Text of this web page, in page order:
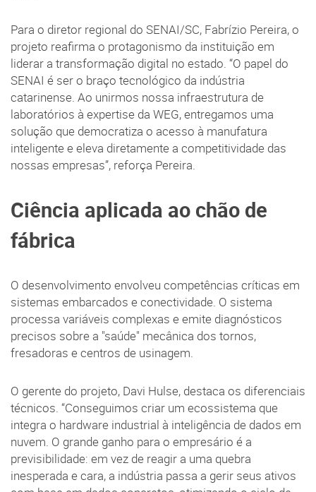
Para o diretor regional do SENAI/SC, Fabrízio Pereira, o
projeto reafirma o protagonismo da instituição em
liderar a transformação digital no estado. “O papel do
SENAI é ser o braço tecnológico da indústria
catarinense. Ao unirmos nossa infraestrutura de
laboratórios à expertise da WEG, entregamos uma
solução que democratiza o acesso à manufatura
inteligente e eleva diretamente a competitividade das
nossas empresas”, reforça Pereira.
Ciência aplicada ao chão de
fábrica
O desenvolvimento envolveu competências críticas em
sistemas embarcados e conectividade. O sistema
processa variáveis complexas e emite diagnósticos
precisos sobre a "saúde" mecânica dos tornos,
fresadoras e centros de usinagem.
O gerente do projeto, Davi Hulse, destaca os diferenciais
técnicos. “Conseguimos criar um ecossistema que
integra o hardware industrial à inteligência de dados em
nuvem. O grande ganho para o empresário é a
previsibilidade: em vez de reagir a uma quebra
inesperada e cara, a indústria passa a gerir seus ativos